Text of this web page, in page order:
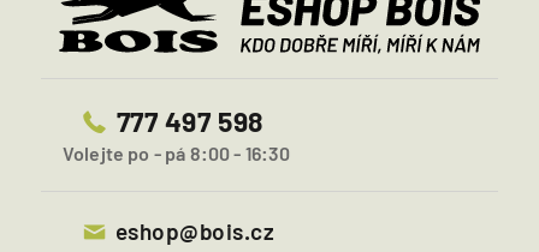
777 497 598
Volejte po - pá 8:00 - 16:30
eshop@bois.cz